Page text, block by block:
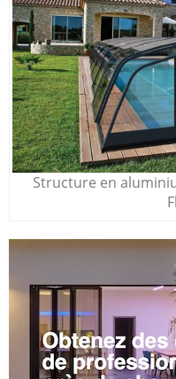
Structure en